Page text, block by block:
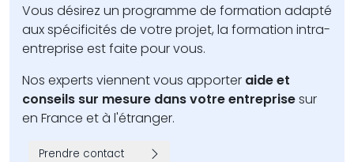
Vous désirez un programme de formation adapté
aux spécificités de votre projet, la formation intra-
entreprise est faite pour vous.
Nos experts viennent vous apporter aide et
conseils sur mesure dans votre entreprisesur
en France et à l'étranger.
Prendre contact